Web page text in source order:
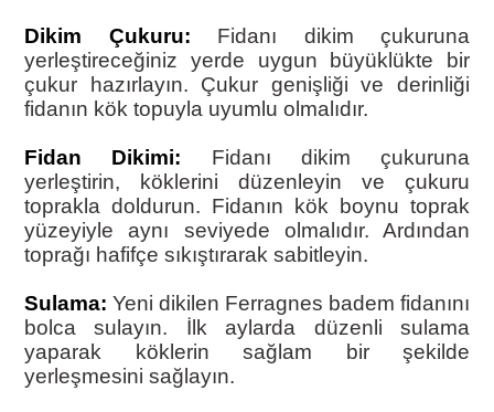
Dikim Çukuru: Fidanı dikim çukuruna
yerleştireceğiniz yerde uygun büyüklükte bir
çukur hazırlayın. Çukur genişliği ve derinliği
fidanın kök topuyla uyumlu olmalıdır.
Fidan Dikimi: Fidanı dikim çukuruna
yerleştirin, köklerini düzenleyin ve çukuru
toprakla doldurun. Fidanın kök boynu toprak
yüzeyiyle aynı seviyede olmalıdır. Ardından
toprağı hafifçe sıkıştırarak sabitleyin.
Sulama: Yeni dikilen Ferragnes badem fidanını
bolca sulayın. İlk aylarda düzenli sulama
yaparak köklerin sağlam bir şekilde
yerleşmesini sağlayın.